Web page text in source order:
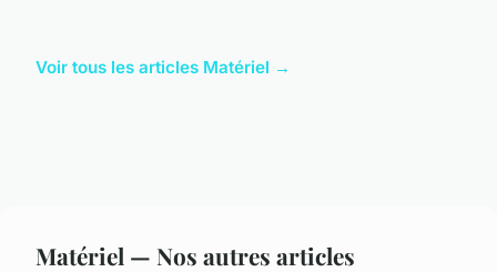
Voir tous les articles Matériel →
Matériel — Nos autres articles